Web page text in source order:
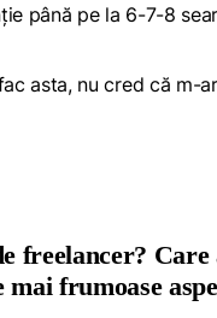
până pe la 6-7-8
asta, nu cred că m-
freelancer?
frumoase